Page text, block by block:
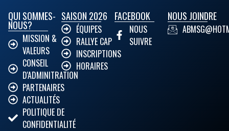
QUI SOMMES-
NOUS?
MISSION &
VALEURS
CONSEIL
D'ADMINITRATION
PARTENAIRES
ACTUALITÉS
POLITIQUE DE
CONFIDENTIALITÉ
SAISON 2026
ÉQUIPES
RALLYE CAP
INSCRIPTIONS
HORAIRES
FACEBOOK
NOUS
SUIVRE
NOUS JOINDRE